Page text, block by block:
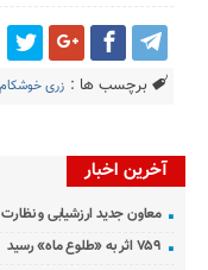
برچسب ها : زری خوشکام
آخرین اخبار
معاون جدید ارزشیابی و
۷۵۹ اثر به «طلوع ماه» رسید